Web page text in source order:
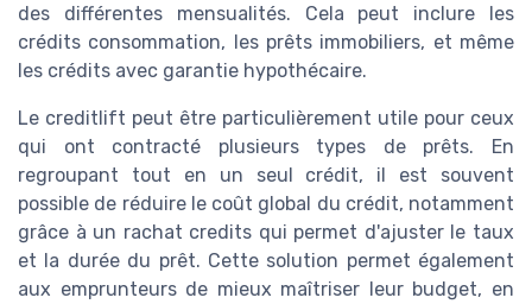
des différentes mensualités. Cela peut inclure les
crédits consommation, les prêts immobiliers, et même
les crédits avec garantie hypothécaire.
Le creditlift peut être particulièrement utile pour ceux
qui ont contracté plusieurs types de prêts. En
regroupant tout en un seul crédit, il est souvent
possible de réduire le coût global du crédit, notamment
grâce à un rachat credits qui permet d'ajuster le taux
et la durée du prêt. Cette solution permet également
aux emprunteurs de mieux maîtriser leur budget, en